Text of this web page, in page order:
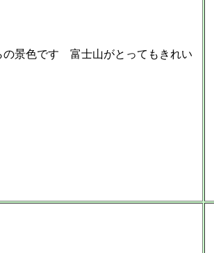
の景色です 富士山がとってもきれい